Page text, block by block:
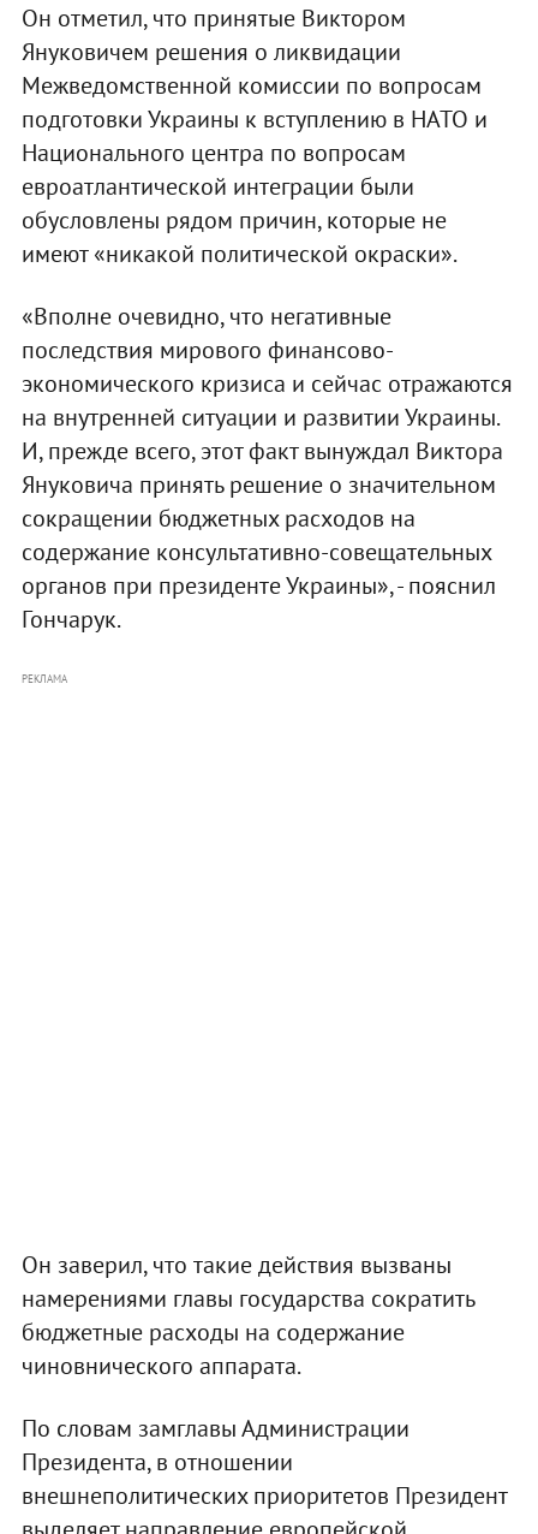
Он отметил, что принятые Виктором
Януковичем решения о ликвидации
Межведомственной комиссии по вопросам
подготовки Украины к вступлению в НАТО и
Национального центра по вопросам
евроатлантической интеграции были
обусловлены рядом причин, которые не
имеют «никакой политической окраски».
«Вполне очевидно, что негативные
последствия мирового финансово-
экономического кризиса и сейчас отражаются
на внутренней ситуации и развитии Украины.
И, прежде всего, этот факт вынуждал Виктора
Януковича принять решение о значительном
сокращении бюджетных расходов на
содержание консультативно-совещательных
органов при президенте Украины», - пояснил
Гончарук.
РЕКЛАМА
Он заверил, что такие действия вызваны
намерениями главы государства сократить
бюджетные расходы на содержание
чиновнического аппарата.
По словам замглавы Администрации
Президента, в отношении
внешнеполитических приоритетов Президент